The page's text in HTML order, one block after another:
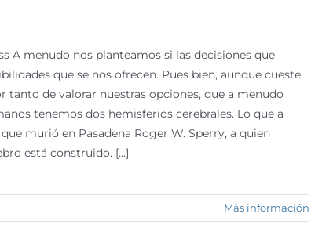
A menudo nos planteamos si las decisiones que
que se nos ofrecen. Pues bien, aunque cueste
de valorar nuestras opciones, que a menudo
tenemos dos hemisferios cerebrales. Lo que a
murió en Pasadena Roger W. Sperry, a quien
está construido. [...]
Más información